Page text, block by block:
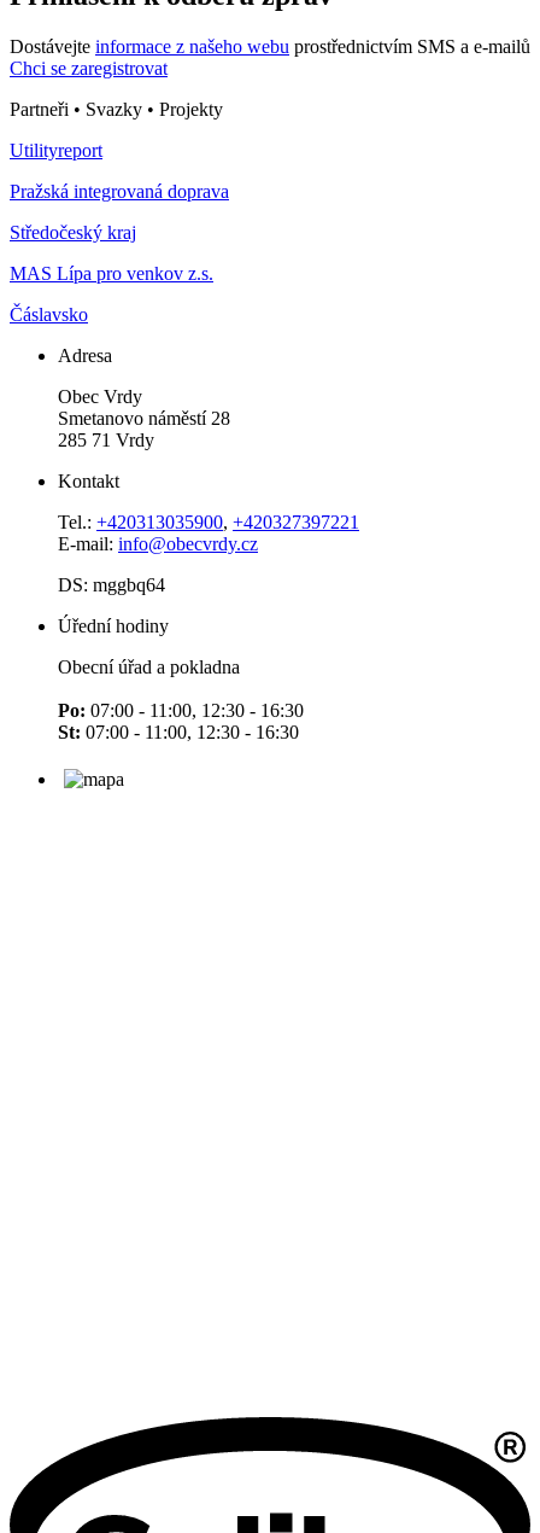
Dostávejte informace z našeho webu prostřednictvím SMS a e-mailů
Chci se zaregistrovat
Partneři • Svazky • Projekty
Utilityreport
Pražská integrovaná doprava
Středočeský kraj
MAS Lípa pro venkov z.s.
Čáslavsko
Adresa
Obec Vrdy
Smetanovo náměstí 28
285 71 Vrdy
Kontakt
Tel.: +420313035900, +420327397221
E-mail: info@obecvrdy.cz
DS: mggbq64
Úřední hodiny
Obecní úřad a pokladna
Po: 07:00 - 11:00, 12:30 - 16:30
St: 07:00 - 11:00, 12:30 - 16:30